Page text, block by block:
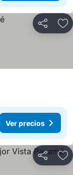
Compartir
Ver precios
Compartir